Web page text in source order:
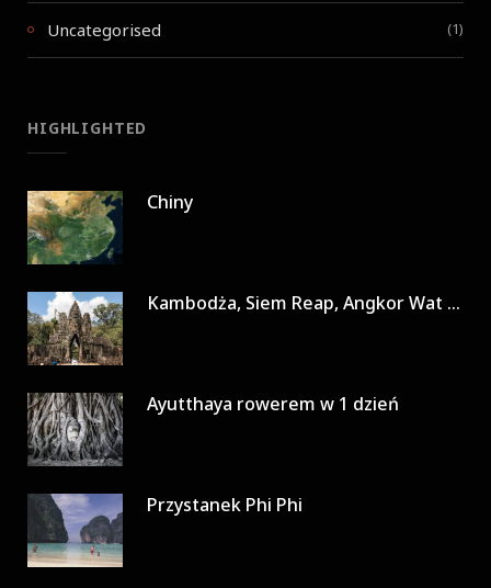
Uncategorised (1)
HIGHLIGHTED
Chiny
Kambodża, Siem Reap, Angkor Wat w 3 dni
Ayutthaya rowerem w 1 dzień
Przystanek Phi Phi